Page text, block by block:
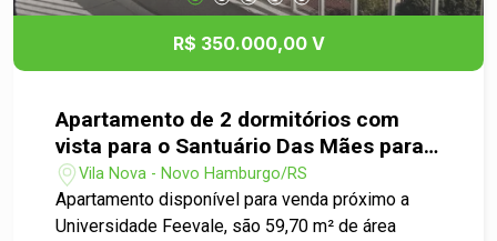
R$ 350.000,00 V
Apartamento de 2 dormitórios com
vista para o Santuário Das Mães para
venda em Novo Hamburgo
Vila Nova - Novo Hamburgo/RS
Apartamento disponível para venda próximo a
Universidade Feevale, são 59,70 m² de área